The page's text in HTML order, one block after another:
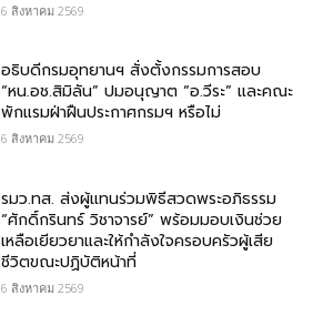
6 สิงหาคม 2569
อธิบดีกรมอุทยานฯ​ สั่งตั้งกรรมการสอบ
“หน.อช.สิมิลัน” ปมอนุญาต “อ.วีระ” และคณะ
พักแรมฝ่าฝืนประกาศกรมฯ หรือไม่
6 สิงหาคม 2569
รมว.ทส. ส่งผู้แทนร่วมพิธีสวดพระอภิธรรม
“ศักดิ์กรินทร์ วิชาจารย์” พร้อมมอบเงินช่วย
เหลือเยียวยาและให้กำลังใจครอบครัวผู้เสีย
ชีวิตขณะปฏิบัติหน้าที่
6 สิงหาคม 2569